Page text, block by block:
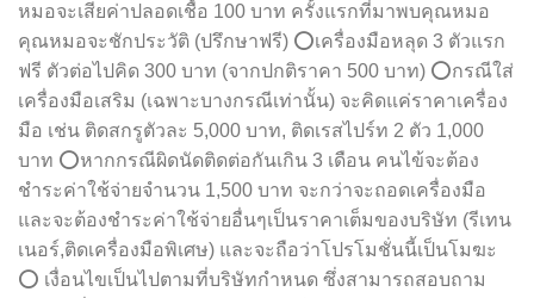
หมอจะเสียค่าปลอดเชื้อ 100 บาท ครั้งแรกที่มาพบคุณหมอ
คุณหมอจะชักประวัติ (ปรึกษาฟรี) ⭕เครื่องมือหลุด 3 ตัวแรก
ฟรี ตัวต่อไปคิด 300 บาท (จากปกติราคา 500 บาท) ⭕กรณีใส่
เครื่องมือเสริม (เฉพาะบางกรณีเท่านั้น) จะคิดแค่ราคาเครื่อง
มือ เช่น ติดสกรูตัวละ 5,000 บาท, ติดเรสไปร์ท 2 ตัว 1,000
บาท ⭕หากกรณีผิดนัดติดต่อกันเกิน 3 เดือน คนไข้จะต้อง
ชำระค่าใช้จ่ายจำนวน 1,500 บาท จะกว่าจะถอดเครื่องมือ
และจะต้องชำระค่าใช้จ่ายอื่นๆเป็นราคาเต็มของบริษัท (รีเทน
เนอร์,ติดเครื่องมือพิเศษ) และจะถือว่าโปรโมชั่นนี้เป็นโมฆะ
⭕ เงื่อนไขเป็นไปตามที่บริษัทกำหนด ซึ่งสามารถสอบถาม